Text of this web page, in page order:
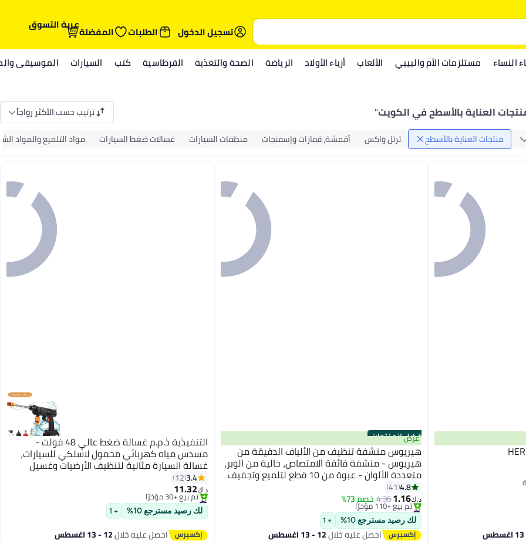
تسجيل الدخول
الطلبات المفضلةعربة التسوق
النساء مستلزمات الأم والبيبي الألعاب أزياء الأولاد الرياضة الصحة والتغذية القرطاسية كتب السيارات الموسيقى
العناية بالأسطح في الكويت" ترتيب حسب:الأكثر رواجاً
منتجات العناية بالأسطح ترتل واكس أقمشة، قفازات وإسفنجات منظفات السيارات غسالات ضغط السيارات مواد التلميع والمواد
أفضل المنتجات
عرض
هيريوس منشفة تنظيف من الألياف الدقيقة من
هيريوس - منشفة فائقة الامتصاص، خالية من الوبر،
متعددة الألوان - عبوة من 10 قطع لتلميع وتجفيف
وتلميع وتفصيل المنزل والمطبخ والسيارة
4.8
41
د.ك‏1.16
4.36خصم 73%
#1 في اسفنجة التنظيف
أقل سعر في السنة
تم بيع +110 مؤخرًا
#1 في اسفنجة التنظيف
لك رصيد مسترجع 10% + 1
احصل عليه خلال12 - 13 اغسطس
التنفيذية ذ.م.م غسالة ضغط عالي 48 فولت -
مسدس مياه كهربائي محمول لاسلكي للسيارات،
غسالة السيارة مثالية لتنظيف الأرضيات وغسيل
السيارات وري الحديقة بكفاءة ببطاريتين
3.4
12
د.ك‏11.32
#3 في غسالة الضغط المنزلية
باقي 2 وحدات في المخزون
تم بيع +30 مؤخرًا
#3 في غسالة الضغط المنزلية
لك رصيد مسترجع 10% + 1
احصل عليه خلال12 - 13 اغسطس